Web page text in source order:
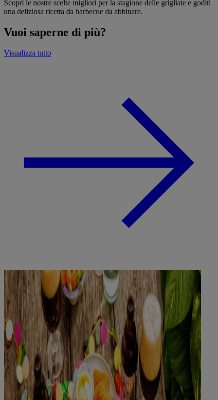
Scopri le nostre scelte migliori per la stagione delle grigliate e goditi
una deliziosa ricetta da barbecue da abbinare.
Vuoi saperne di più?
Visualizza tutto